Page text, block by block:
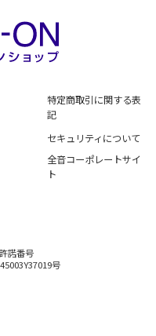
特定商取引に関する表
記
セキュリティについて
全音コーポレートサイ
ト
諾番号
号